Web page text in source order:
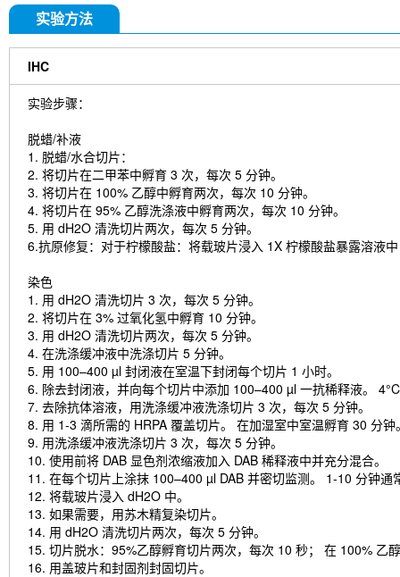
实验方法
IHC
实验步骤：
脱蜡/补液
1. 脱蜡/水合切片：
2. 将切片在二甲苯中孵育 3 次，每次 5 分钟。
3. 将切片在 100% 乙醇中孵育两次，每次 10 分钟。
4. 将切片在 95% 乙醇洗涤液中孵育两次，每次 10 分钟。
5. 用 dH2O 清洗切片两次，每次 5 分钟。
6.抗原修复：对于柠檬酸盐：将载玻片浸入 1X 柠檬酸盐暴露溶液
染色
1. 用 dH2O 清洗切片 3 次，每次 5 分钟。
2. 将切片在 3% 过氧化氢中孵育 10 分钟。
3. 用 dH2O 清洗切片两次，每次 5 分钟。
4. 在洗涤缓冲液中洗涤切片 5 分钟。
5. 用 100–400 µl 封闭液在室温下封闭每个切片 1 小时。
6. 除去封闭液，并向每个切片中添加 100–400 µl 一抗稀释液。
7. 去除抗体溶液，用洗涤缓冲液洗涤切片 3 次，每次 5 分钟。
8. 用 1-3 滴所需的 HRPA 覆盖切片。 在加湿室中室温孵育 30 分钟
9. 用洗涤缓冲液洗涤切片 3 次，每次 5 分钟。
10. 使用前将 DAB 显色剂浓缩液加入 DAB 稀释液中并充分混合。
11. 在每个切片上涂抹 100–400 µl DAB 并密切监测。 1-10 分钟通
12. 将载玻片浸入 dH2O 中。
13. 如果需要，用苏木精复染切片。
14. 用 dH2O 清洗切片两次，每次 5 分钟。
15. 切片脱水：95%乙醇孵育切片两次，每次 10 秒； 在 100%
16. 用盖玻片和封固剂封固切片。